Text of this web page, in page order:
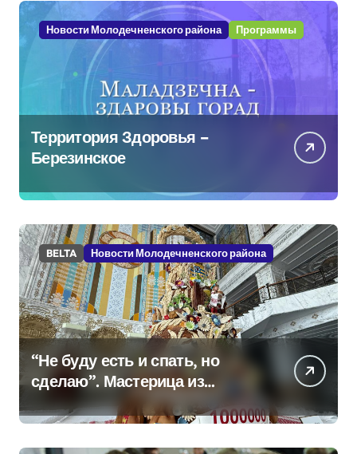
Новости Молодечненского района Программы
Территория Здоровья –
Березинское
BELTA Новости Молодечненского района
“Не буду есть и спать, но
сделаю”. Мастерица из
Молодечно о 50-
килограммовом каравае для
Дворца Независимости